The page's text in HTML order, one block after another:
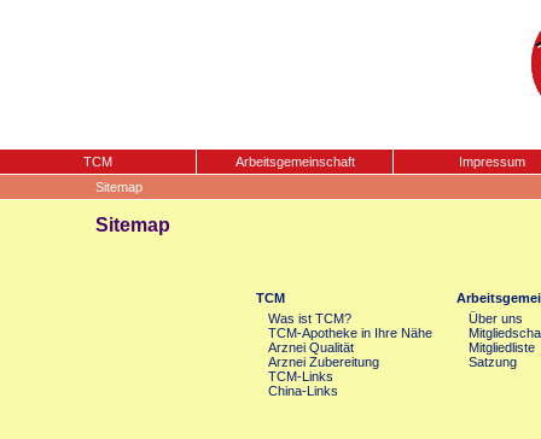
TCM Arbeitsgemeinschaft
Impressum
Sitemap
Sitemap
TCM
Was ist TCM?
TCM-Apotheke in Ihre Nähe
Arznei Qualität
Arznei Zubereitung
TCM-Links
China-Links
Über uns
Mitgliedliste
Satzung